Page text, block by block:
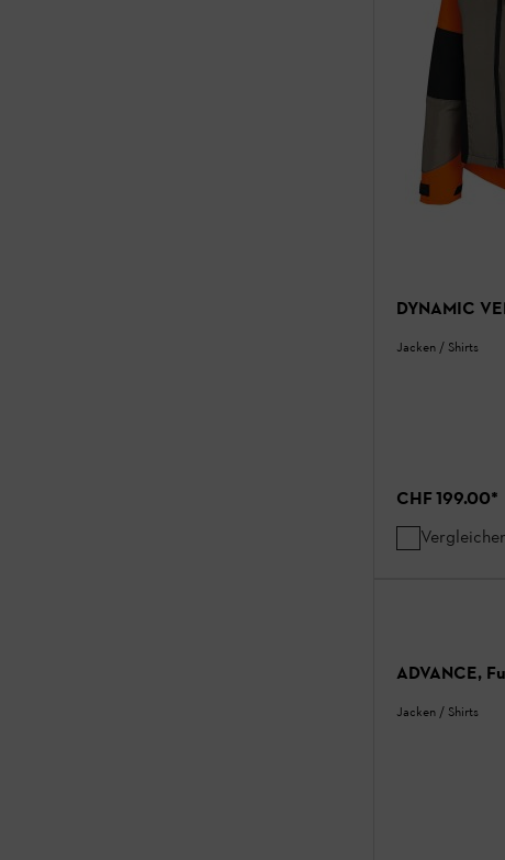
DYNAMIC
Jacken / Shirts
CHF 199.00*
ADVANCE,
Jacken / Shirts